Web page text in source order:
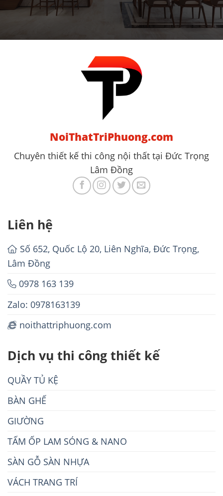
NoiThatTriPhuong.com
Chuyên thiết kế thi công nội thất tại Đức Trọng
Lâm Đồng
Liên hệ
Số 652, Quốc Lộ 20, Liên Nghĩa, Đức Trọng,
Lâm Đồng
0978 163 139
Zalo: 0978163139
noithattriphuong.com
Dịch vụ thi công thiết kế
QUẦY TỦ KỆ
BÀN GHẾ
GIƯỜNG
TẤM ỐP LAM SÓNG & NANO
SÀN GỖ SÀN NHỰA
VÁCH TRANG TRÍ